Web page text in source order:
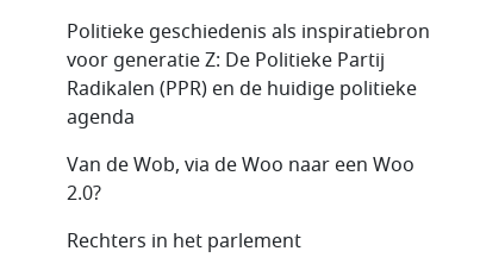
Politieke geschiedenis als inspiratiebron
voor generatie Z: De Politieke Partij
Radikalen (PPR) en de huidige politieke
agenda
Van de Wob, via de Woo naar een Woo
2.0?
Rechters in het parlement